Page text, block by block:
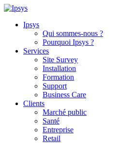
Ipsys
Qui sommes-nous ?
Pourquoi Ipsys ?
Services
Site Survey
Installation
Formation
Support
Business Care
Clients
Marché public
Santé
Entreprise
Retail